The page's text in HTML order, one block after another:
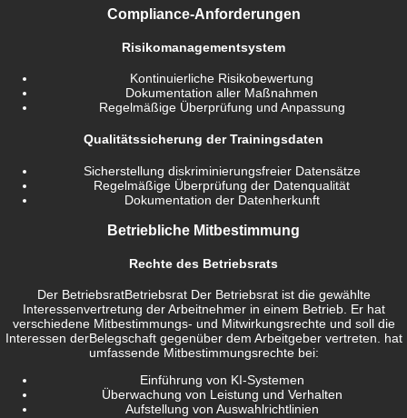
Compliance-Anforderungen
Risikomanagementsystem
Kontinuierliche Risikobewertung
Dokumentation aller Maßnahmen
Regelmäßige Überprüfung und Anpassung
Qualitätssicherung der Trainingsdaten
Sicherstellung diskriminierungsfreier Datensätze
Regelmäßige Überprüfung der Datenqualität
Dokumentation der Datenherkunft
Betriebliche Mitbestimmung
Rechte des Betriebsrats
Der BetriebsratBetriebsrat Der Betriebsrat ist die gewählte
Interessenvertretung der Arbeitnehmer in einem Betrieb. Er hat
verschiedene Mitbestimmungs- und Mitwirkungsrechte und soll die
Interessen derBelegschaft gegenüber dem Arbeitgeber vertreten. hat
umfassende Mitbestimmungsrechte bei:
Einführung von KI-Systemen
Überwachung von Leistung und Verhalten
Aufstellung von Auswahlrichtlinien